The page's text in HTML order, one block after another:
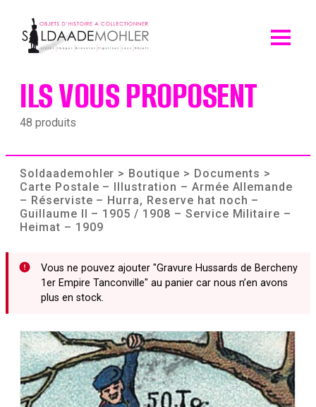
content
ILS VOUS PROPOSENT
48 produits
Soldaademohler > Boutique > Documents >
Carte Postale – Illustration – Armée Allemande
– Réserviste – Hurra, Reserve hat noch –
Guillaume II – 1905 / 1908 – Service Militaire –
Heimat – 1909
Vous ne pouvez ajouter "Gravure Hussards de Bercheny
1er Empire Tanconville" au panier car nous n’en avons
plus en stock.